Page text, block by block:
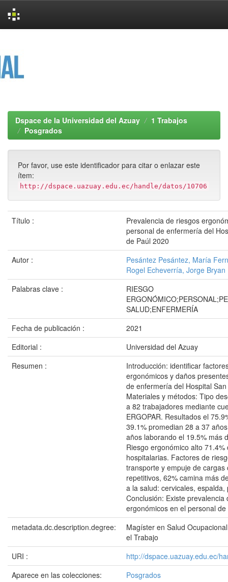
Dspace de la Universidad del Azuay
1 Trabajos
Posgrados
Por favor, use este identificador para citar o enlazar este
ítem:
http://dspace.uazuay.edu.ec/handle/datos/10706
Título :
Prevalencia de riesgos
personal de enfermería del
de Paúl 2020
Autor :
Pesántez Pesántez, María
Rogel Echeverría, Jorge Bryan
Palabras clave :
RIESGO
SALUD;ENFERMERÍA
Fecha de publicación :
2021
Editorial :
Universidad del Azuay
Resumen :
Introducción: identificar
ergonómicos y daños
de enfermería del Hospital
Materiales y métodos: Tipo
a 82 trabajadores mediante
ERGOPAR. Resultados el
39.1% promedian 28 a 37
años laborando el 19.5% más
Riesgo ergonómico alto 71.4%
hospitalarias. Factores de
transporte y empuje de cargas
repetitivos, 62% camina más
a la salud: cervicales, espalda,
Conclusión: Existe prevalencia
ergonómicos en el personal
metadata.dc.description.degree:
Magíster en Salud
el Trabajo
URI :
http://dspace.uazuay.edu.ec/
Aparece en las colecciones:
Posgrados